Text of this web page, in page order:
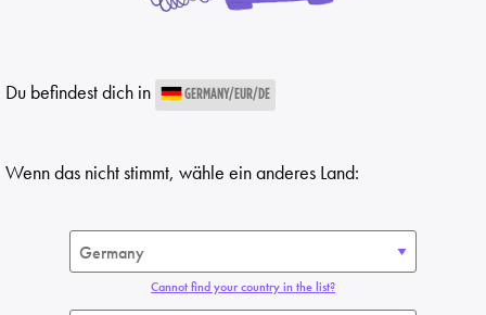
Du befindest dich in GERMANY/EUR/DE
Wenn das nicht stimmt, wähle ein anderes Land:
Cannot find your country in the list?